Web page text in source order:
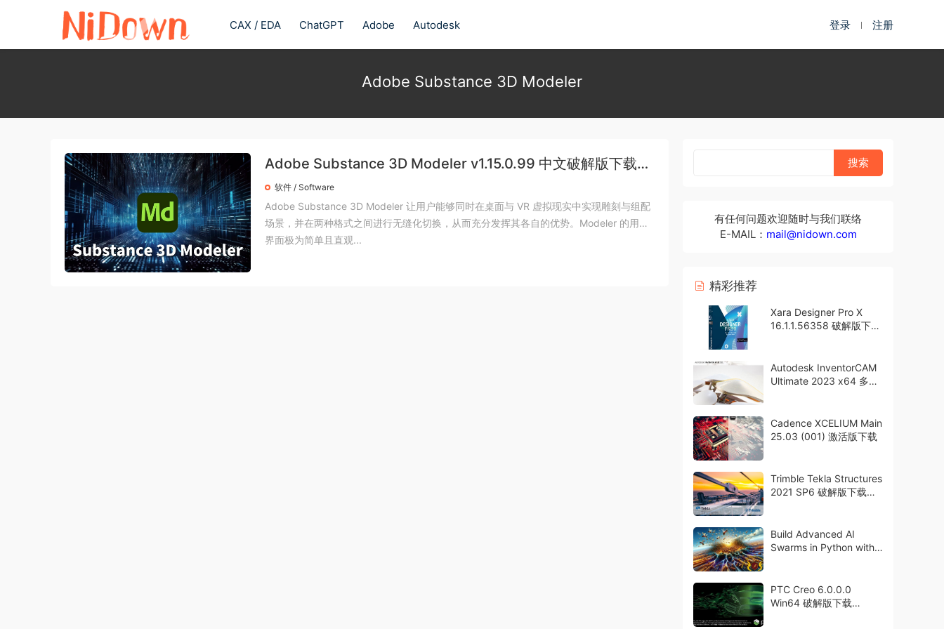
CAX / EDA ChatGPT Adobe Autodesk 登录 注册
Adobe Substance 3D Modeler
Adobe Substance 3D Modeler v1.15.0.99 中文破解版下载
crack
软件 / Software
Adobe Substance 3D Modeler 让用户能够同时在桌面与 VR 虚拟现实中实现雕刻与组配
场景，并在两种格式之间进行无缝化切换，从而充分发挥其各自的优势。Modeler 的用户
界面极为简单且直观...
有任何问题欢迎随时与我们联络
E-MAIL： mail@nidown.com
精彩推荐
Xara Designer Pro X
16.1.1.56358 破解版下载
Autodesk InventorCAM
Ultimate 2023 x64 多语
Cadence XCELIUM Main
25.03 (001) 激活版下载
Trimble Tekla Structures
2021 SP6 破解版下载
Build Advanced AI
Swarms in Python with
PTC Creo 6.0.0.0
Win64 破解版下载